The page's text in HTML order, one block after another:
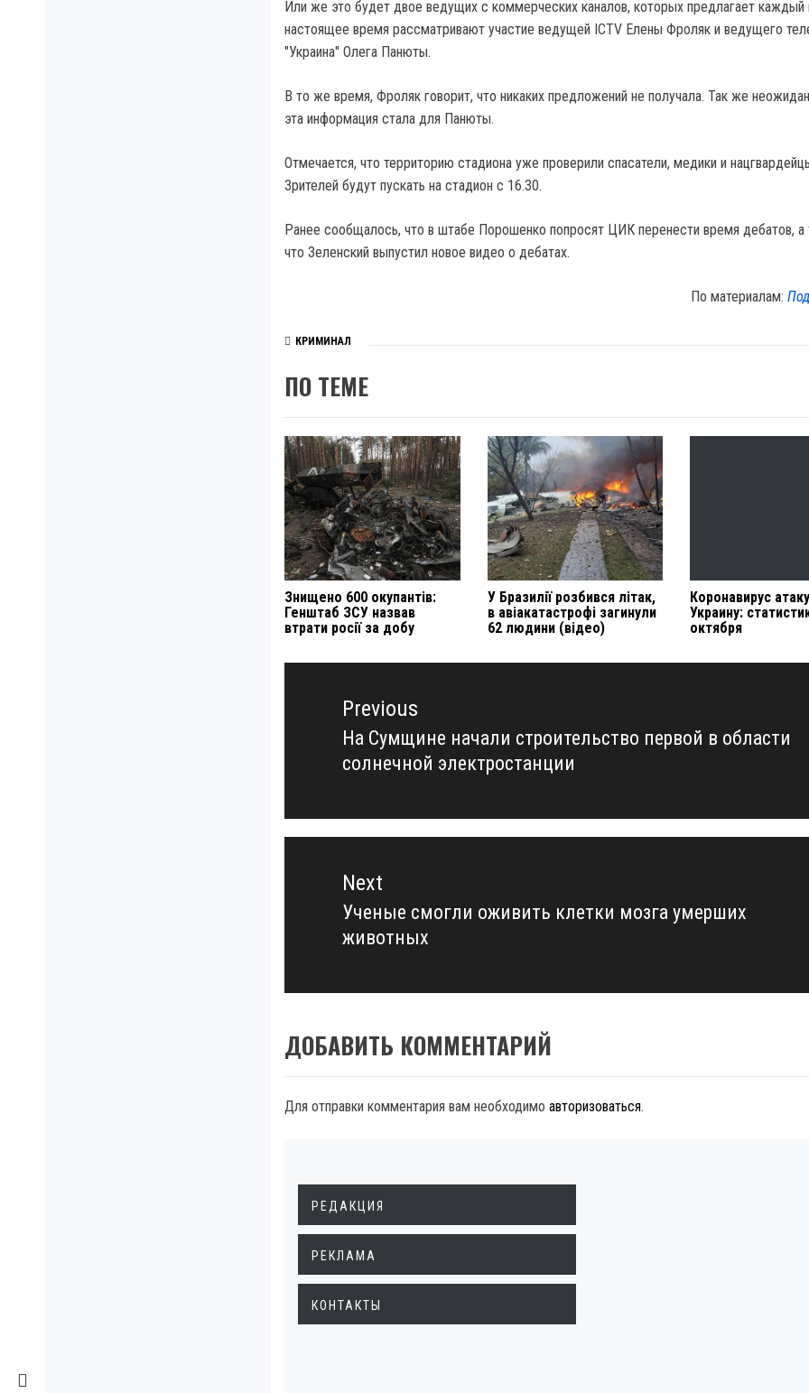
Или же это будет двое ведущих с коммерческих каналов, которых предлагает каждый
настоящее время рассматривают участие ведущей ICTV Елены Фроляк и ведущего
"Украина" Олега Панюты.
В то же время, Фроляк говорит, что никаких предложений не получала. Так же
эта информация стала для Панюты.
Отмечается, что территорию стадиона уже проверили спасатели, медики и
Зрителей будут пускать на стадион с 16.30.
Ранее сообщалось, что в штабе Порошенко попросят ЦИК перенести время дебатов, а
что Зеленский выпустил новое видео о дебатах.
По материалам:
КРИМИНАЛ
ПО ТЕМЕ
Знищено 600 окупантів:
Генштаб ЗСУ назвав
втрати росії за добу
У Бразилії розбився літак,
в авіакатастрофі загинули
62 людини (відео)
Коронавирус
Украину:
октября
Навигация
записямPrevious
Previous
post:
На Сумщине начали строительство первой в области
солнечной электростанции
Next
Next
post:
Ученые смогли оживить клетки мозга умерших
животных
ДОБАВИТЬ КОММЕНТАРИЙ
Для отправки комментария вам необходимо авторизоваться.
РЕДАКЦИЯ
РЕКЛАМА
КОНТАКТЫ